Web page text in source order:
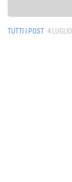
TUTTI I POST 4